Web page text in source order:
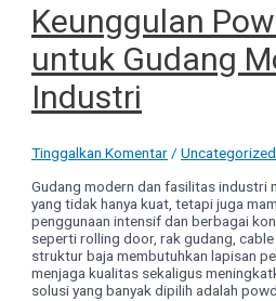
Keunggulan
untuk Gudang
Industri
Tinggalkan Komentar /Uncategorized
Gudang modern dan fasilitas industri
yang tidak hanya kuat, tetapi juga
penggunaan intensif dan berbagai
seperti rolling door, rak gudang,
struktur baja membutuhkan lapisan
menjaga kualitas sekaligus
solusi yang banyak dipilih adalah